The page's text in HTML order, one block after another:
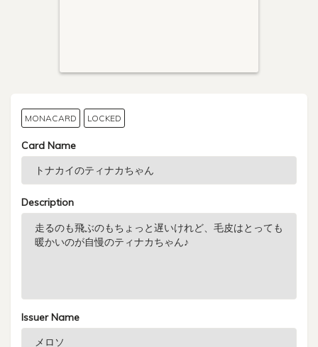
MONACARD LOCKED
Card Name
Description
Issuer Name